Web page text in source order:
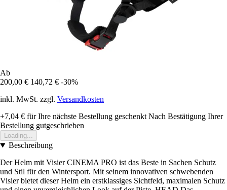
Ab
200,00 € 140,72 € -30%
inkl. MwSt. zzgl. Versandkosten
+7,04 € für Ihre nächste Bestellung geschenkt Nach Bestätigung Ihrer
Bestellung gutgeschrieben
Loading...
Beschreibung
Der Helm mit Visier CINEMA PRO ist das Beste in Sachen Schutz
und Stil für den Wintersport. Mit seinem innovativen schwebenden
Visier bietet dieser Helm ein erstklassiges Sichtfeld, maximalen Schutz